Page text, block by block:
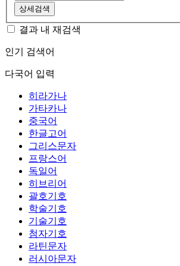
상세검색
결과 내 재검색
인기 검색어
다국어 입력
히라가나
가타카나
중국어
한글고어
그리스문자
프랑스어
독일어
히브리어
괄호기호
학술기호
기술기호
첨자기호
라틴문자
러시아문자